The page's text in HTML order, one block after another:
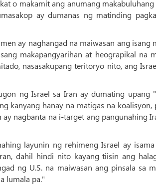
o makamit ang anumang
ay dumanas ng matinding
ay naghangad na maiwasan ang isang
makapangyarihan at heograpikal na
nasasakupang teritoryo nito, ang
ng Israel sa Iran ay dumating upang
kanyang hanay na matigas na
ay nagbanta na i-target ang pangunahing
layunin ng rehimeng Israel ay
dahil hindi nito kayang tiisin ang
ng U.S. na maiwasan ang pinsala sa
lumala pa."